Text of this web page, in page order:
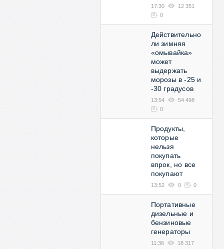
17:30
12 351
0
Действительно
ли зимняя
«омывайка»
может
выдержать
морозы в -25 и
-30 градусов
13:54
54 498
0
Продукты,
которые
нельзя
покупать
впрок, но все
покупают
13:52 0 0
Портативные
дизельные и
бензиновые
генераторы
11:36 18 317